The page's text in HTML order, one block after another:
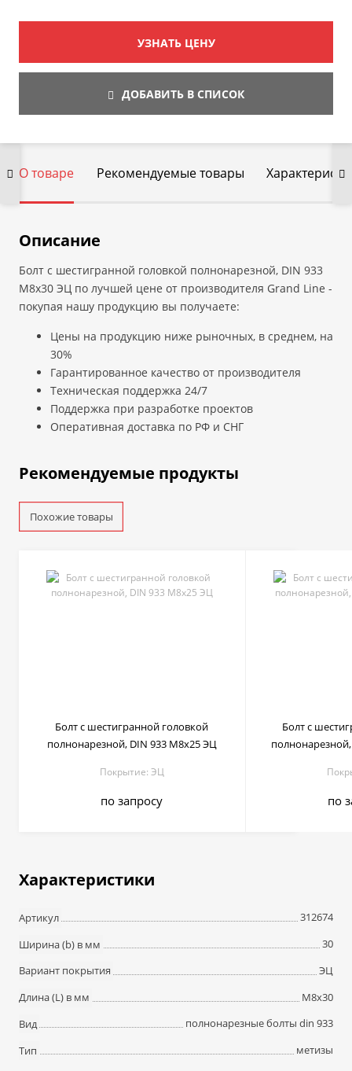
УЗНАТЬ ЦЕНУ
ДОБАВИТЬ В СПИСОК
О товаре Рекомендуемые товары
Описание
Болт c шестигранной головкой полнонарезной, DIN 933
М8х30 ЭЦ по лучшей цене от производителя Grand Line -
покупая нашу продукцию вы получаете:
Цены на продукцию ниже рыночных, в среднем, на
30%
Гарантированное качество от производителя
Техническая поддержка 24/7
Поддержка при разработке проектов
Оперативная доставка по РФ и СНГ
Рекомендуемые продукты
Похожие товары
Болт c шестигранной головкой
полнонарезной, DIN 933 М8х25 ЭЦ
Покрытие: ЭЦ
по запросу
Болт c
по
Характеристики
Артикул
312674
Ширина (b) в мм
30
Вариант покрытия
ЭЦ
Длина (L) в мм
М8х30
Вид
полнонарезные болты din 933
Тип
метизы